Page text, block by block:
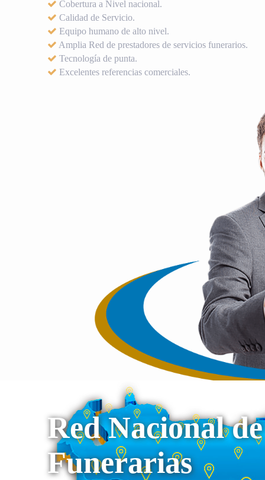
Cobertura a Nivel nacional.
Calidad de Servicio.
Equipo humano de alto nivel.
Amplia Red de prestadores de servicios funerarios.
Tecnología de punta.
Excelentes referencias comerciales.
Red Nacional de
Funerarias